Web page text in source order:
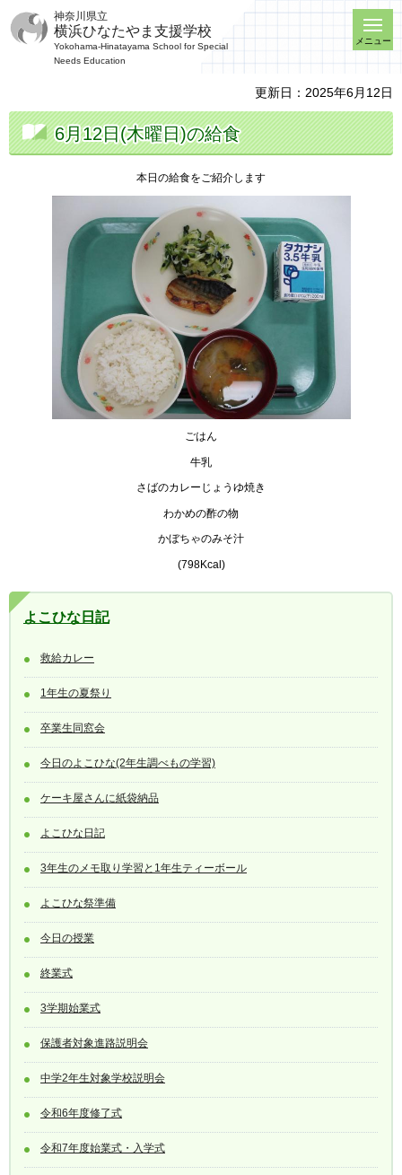
神奈川県立
横浜ひなたやま支援学校
Yokohama-Hinatayama School for Special
Needs Education
メニュー
更新日：2025年6月12日
6月12日(木曜日)の給食
本日の給食をご紹介します
ごはん
牛乳
さばのカレーじょうゆ焼き
わかめの酢の物
かぼちゃのみそ汁
(798Kcal)
よこひな日記
救給カレー
1年生の夏祭り
卒業生同窓会
今日のよこひな(2年生調べもの学習)
ケーキ屋さんに紙袋納品
よこひな日記
3年生のメモ取り学習と1年生ティーボール
よこひな祭準備
今日の授業
終業式
3学期始業式
保護者対象進路説明会
中学2年生対象学校説明会
令和6年度修了式
令和7年度始業式・入学式